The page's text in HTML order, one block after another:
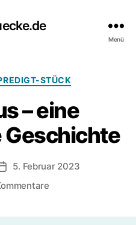
Menü
KategorienSTÜCK
– eine
Beitragsdatum
5. Februar 2023
zu